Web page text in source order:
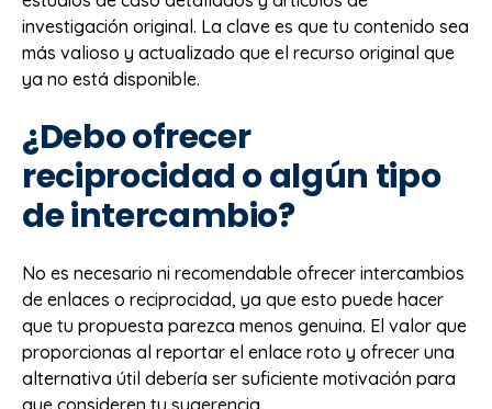
investigación original. La clave es que tu contenido sea
más valioso y actualizado que el recurso original que
ya no está disponible.
¿Debo ofrecer
reciprocidad o algún tipo
de intercambio?
No es necesario ni recomendable ofrecer intercambios
de enlaces o reciprocidad, ya que esto puede hacer
que tu propuesta parezca menos genuina. El valor que
proporcionas al reportar el enlace roto y ofrecer una
alternativa útil debería ser suficiente motivación para